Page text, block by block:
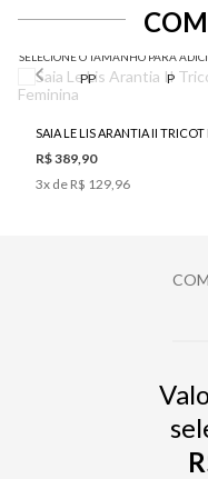
SELECIONE O TAMANHO PARA
PP P
R$ 389,90
3x de R$ 129,96